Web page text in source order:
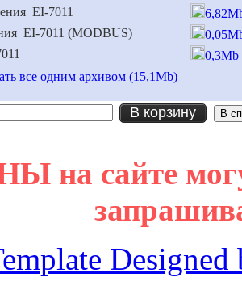
EI-7011
EI-7011 (MODBUS)
0,3Mb
все одним архивом (15,1Mb)
В корзину
на сайте
Designed